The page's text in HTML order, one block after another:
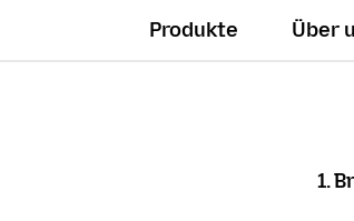
Produkte Über
1.